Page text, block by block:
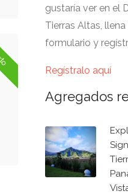
gustaría ver en el
Tierras Altas,
formulario y
Regístralo aquí
Agregados